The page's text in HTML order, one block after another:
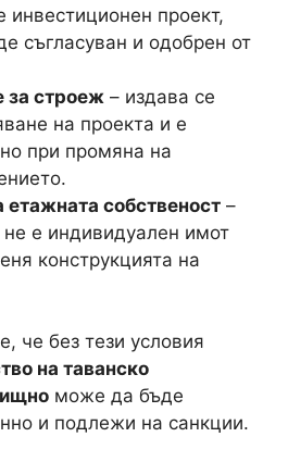
инвестиционен проект,
съгласуван и одобрен от
за строеж – издава се
на проекта и е
при промяна на
етажната собственост –
не е индивидуален имот
конструкцията на
че без тези условия
на таванско
може да бъде
и подлежи на санкции.